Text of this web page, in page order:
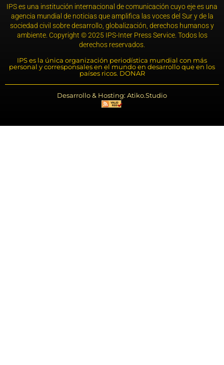
IPS es una institución internacional de comunicación cuyo eje es una
agencia mundial de noticias que amplifica las voces del Sur y de la
sociedad civil sobre desarrollo, globalización, derechos humanos y
ambiente. Copyright © 2025 IPS-Inter Press Service. Todos los
derechos reservados.
IPS es la única organización periodística mundial con más
personal y corresponsales en el mundo en desarrollo que en los
países ricos. DONAR
Desarrollo & Hosting: Atiko.Studio